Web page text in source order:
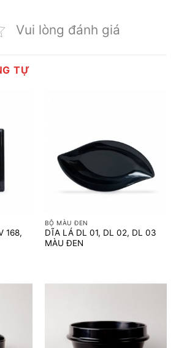
Vui lòng đánh giá
TỰ
168,
BỘ MÀU ĐEN
DĨA LÁ DL 01, DL 02, DL 03
MÀU ĐEN